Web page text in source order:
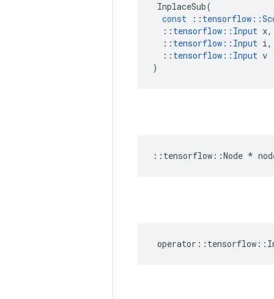
InplaceSub(
const
:: tensorflow ::
:: tensorflow :: Input x,
:: tensorflow :: Input i,
:: tensorflow :: Input v
)
:: tensorflow ::Node *
operator :: tensorflow ::